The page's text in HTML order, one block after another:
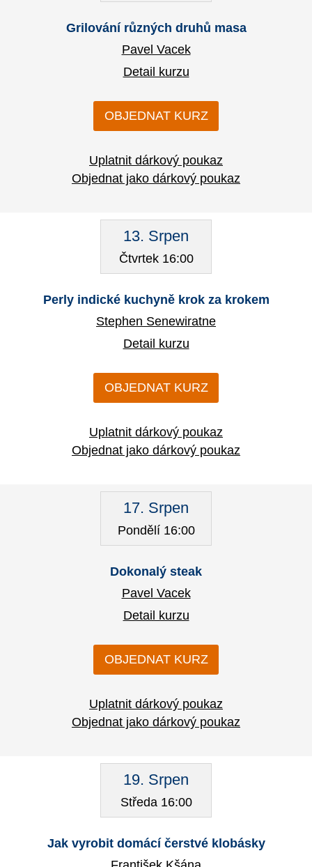
Grilování různých druhů masa
Pavel Vacek
Detail kurzu
OBJEDNAT KURZ
Uplatnit dárkový poukaz
Objednat jako dárkový poukaz
13. Srpen
Čtvrtek 16:00
Perly indické kuchyně krok za krokem
Stephen Senewiratne
Detail kurzu
OBJEDNAT KURZ
Uplatnit dárkový poukaz
Objednat jako dárkový poukaz
17. Srpen
Pondělí 16:00
Dokonalý steak
Pavel Vacek
Detail kurzu
OBJEDNAT KURZ
Uplatnit dárkový poukaz
Objednat jako dárkový poukaz
19. Srpen
Středa 16:00
Jak vyrobit domácí čerstvé klobásky